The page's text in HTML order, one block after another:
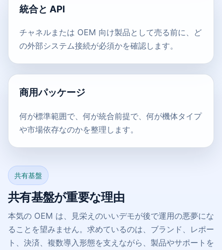
統合と API
チャネルまたは OEM 向け製品として売る前に、ど
の外部システム接続が必須かを確認します。
商用パッケージ
何が標準範囲で、何が統合前提で、何が機体タイプ
や市場依存なのかを整理します。
共有基盤
共有基盤が重要な理由
本気の OEM は、見栄えのいいデモが後で運用の悪夢にな
ることを望みません。求めているのは、ブランド、レポー
ト、決済、複数導入形態を支えながら、製品やサポートを